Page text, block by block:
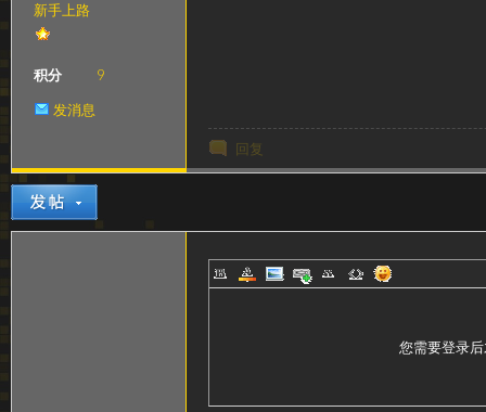
速
新手上路
积分
9
发消息
回复
您需要登录